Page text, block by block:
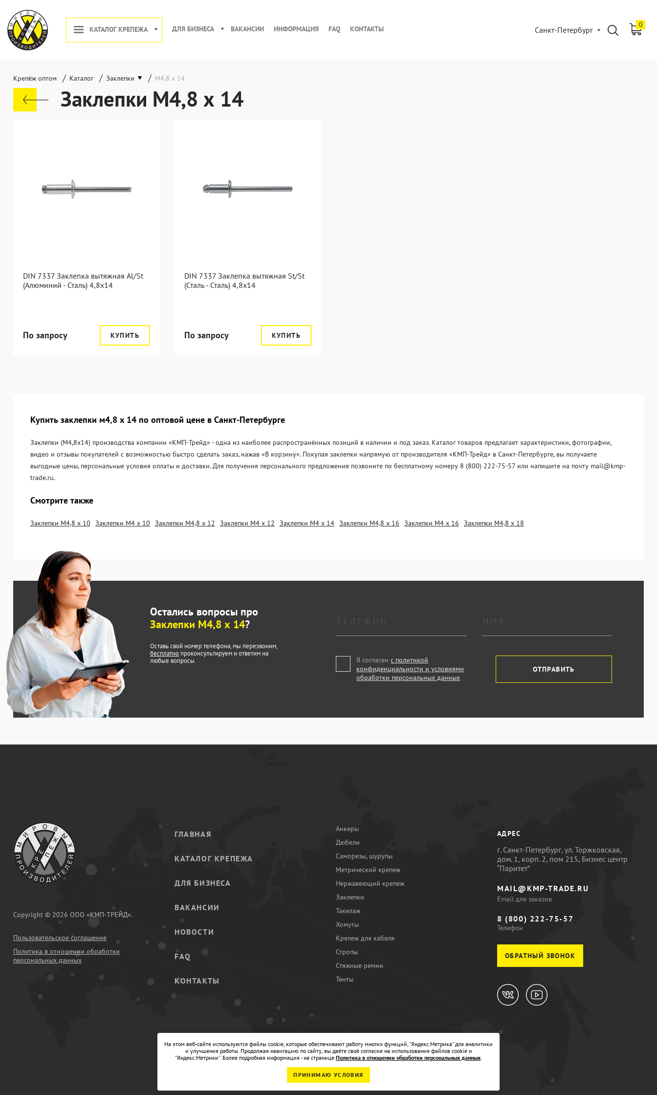
КАТАЛОГ КРЕПЕЖА ДЛЯ БИЗНЕСА ВАКАНСИИ ИНФОРМАЦИЯ FAQ КОНТАКТЫ Санкт-Петербург
0
Крепёж оптом / Каталог / Заклепки / М4,8 х 14
Заклепки М4,8 х 14
DIN 7337 Заклепка вытяжная Al/St
(Алюминий - Сталь) 4,8x14
По запросу КУПИТЬ
DIN 7337 Заклепка вытяжная St/St
(Сталь - Сталь) 4,8x14
По запросу КУПИТЬ
Купить заклепки м4,8 х 14 по оптовой цене в Санкт-Петербурге
Заклепки (М4,8х14) производства компании «KМП-Трейд» - одна из наиболее распространённых позиций в наличии и под заказ. Каталог товаров предлагает характеристики, фотографии,
видео и отзывы покупателей с возможностью быстро сделать заказ, нажав «В корзину». Покупая заклепки напрямую от производителя «KМП-Трейд» в Санкт-Петербурге, вы получаете
выгодные цены, персональные условия оплаты и доставки. Для получения персонального предложения позвоните по бесплатному номеру 8 (800) 222-75-57 или напишите на почту mail@kmp-
trade.ru.
Смотрите также
Заклепки М4,8 х 10 Заклепки М4 х 10 Заклепки М4,8 х 12 Заклепки М4 х 12 Заклепки М4 х 14 Заклепки М4,8 х 16 Заклепки М4 х 16 Заклепки М4,8 х 18
Остались вопросы про
Заклепки М4,8 х 14?
Оставь свой номер телефона, мы перезвоним,
бесплатно проконсультируем и ответим на
любые вопросы.
Я согласенс политикой
конфиденциальности и условиями
обработки персональных данных
ОТПРАВИТЬ
Copyright © 2026 ООО «КМП-ТРЕЙД».
Пользовательское соглашение
Политика в отношении обработки
персональных данных
ГЛАВНАЯ
КАТАЛОГ КРЕПЕЖА
ДЛЯ БИЗНЕСА
ВАКАНСИИ
НОВОСТИ
FAQ
КОНТАКТЫ
Анкеры
Дюбели
Саморезы, шурупы
Метрический крепеж
Нержавеющий крепеж
Заклепки
Такелаж
Хомуты
Крепеж для кабеля
Стропы
Стяжные ремни
Тенты
АДРЕС
г. Санкт-Петербург, ул. Торжковская,
дом. 1, корп. 2, пом 215, Бизнес центр
“Паритет”
MAIL@KMP-TRADE.RU
Email для заказов
8 (800) 222-75-57
Телефон
ОБРАТНЫЙ ЗВОНОК
На этом веб-сайте используются файлы cookie, которые обеспечивают работу многих функций, "Яндекс.Метрика" для аналитики
и улучшения работы. Продолжая навигацию по сайту, вы даёте своё согласие на использование файлов cookie и
"Яндекс.Метрики". Более подробная информация - на странице Политика в отношении обработки персональных данных.
ПРИНИМАЮ УСЛОВИЯ